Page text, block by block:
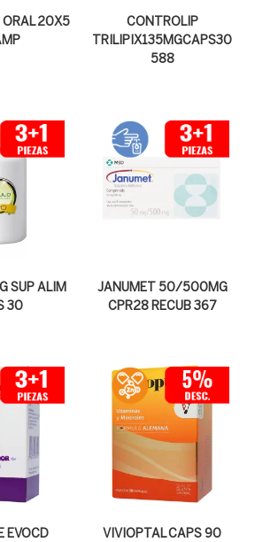
ORAL 20X5
CONTROLIP
TRILIPIX135MGCAPS30
588
SUP ALIM
30
JANUMET 50/500MG
CPR28 RECUB 367
EVOCD
VIVIOPTAL CAPS 90